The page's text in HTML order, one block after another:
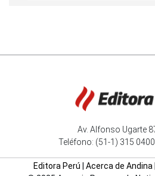
Av. Alfonso Ugarte
Teléfono: (51-1) 315
Editora Perú Acerca de Andina